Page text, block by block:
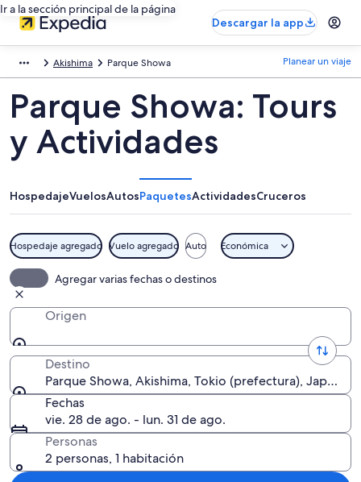
Ir a la sección principal de la página
Descargar la app
Akishima Parque Showa Planear un viaje
Parque Showa: Tours
y Actividades
HospedajeVuelosAutosPaquetesActividadesCruceros
Hospedaje agregado Vuelo agregado Auto Económica
Agregar varias fechas o destinos
Origen
Destino
Parque Showa, Akishima, Tokio (prefectura), Japón
Fechas
vie. 28 de ago. - lun. 31 de ago.
Personas
2 personas, 1 habitación